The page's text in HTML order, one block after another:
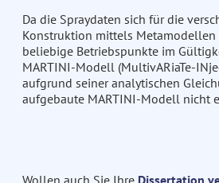
Da die Spraydaten sich für die
Konstruktion mittels Metamodellen
beliebige Betriebspunkte im
MARTINI-Modell (MultivARiaTe-
aufgrund seiner analytischen
aufgebaute MARTINI-Modell nicht